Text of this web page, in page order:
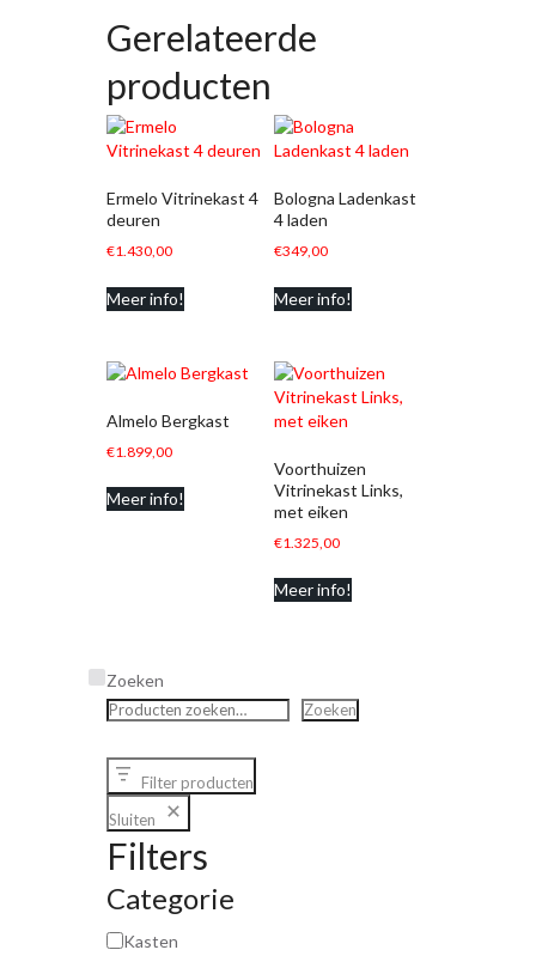
Gerelateerde
producten
Ermelo Vitrinekast 4
deuren
€1.430,00
Meer info!
Bologna Ladenkast
4 laden
€349,00
Meer info!
Almelo Bergkast
€1.899,00
Meer info!
Voorthuizen
Vitrinekast Links,
met eiken
€1.325,00
Meer info!
Zoeken
Zoeken
Filter producten
Sluiten
Filters
Categorie
Kasten